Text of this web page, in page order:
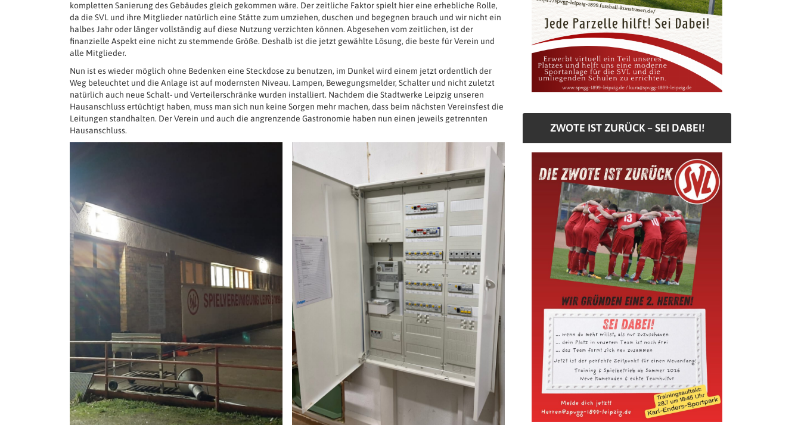
kompletten Sanierung des Gebäudes gleich gekommen wäre. Der zeitliche Faktor spielt hier eine erhebliche Rolle,
da die SVL und ihre Mitglieder natürlich eine Stätte zum umziehen, duschen und begegnen brauch und wir nicht ein
halbes Jahr oder länger vollständig auf diese Nutzung verzichten können. Abgesehen vom zeitlichen, ist der
finanzielle Aspekt eine nicht zu stemmende Größe. Deshalb ist die jetzt gewählte Lösung, die beste für Verein und
alle Mitglieder.
Nun ist es wieder möglich ohne Bedenken eine Steckdose zu benutzen, im Dunkel wird einem jetzt ordentlich der
Weg beleuchtet und die Anlage ist auf modernsten Niveau. Lampen, Bewegungsmelder, Schalter und nicht zuletzt
natürlich auch neue Schalt- und Verteilerschränke wurden installiert. Nachdem die Stadtwerke Leipzig unseren
Hausanschluss ertüchtigt haben, muss man sich nun keine Sorgen mehr machen, dass beim nächsten Vereinsfest die
Leitungen standhalten. Der Verein und auch die angrenzende Gastronomie haben nun einen jeweils getrennten
Hausanschluss.
ZWOTE IST ZURÜCK – SEI DABEI!